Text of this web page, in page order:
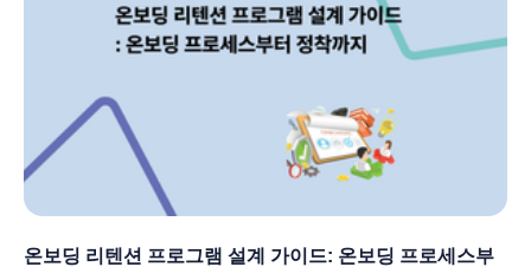
온보딩 리텐션 프로그램 설계 가이드: 온보딩 프로세스부